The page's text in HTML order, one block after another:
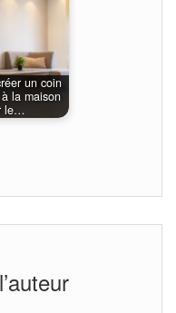
un coin
la maison
le…